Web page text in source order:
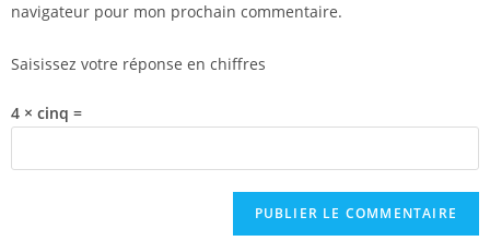
navigateur pour mon prochain commentaire.
Saisissez votre réponse en chiffres
4 × cinq =